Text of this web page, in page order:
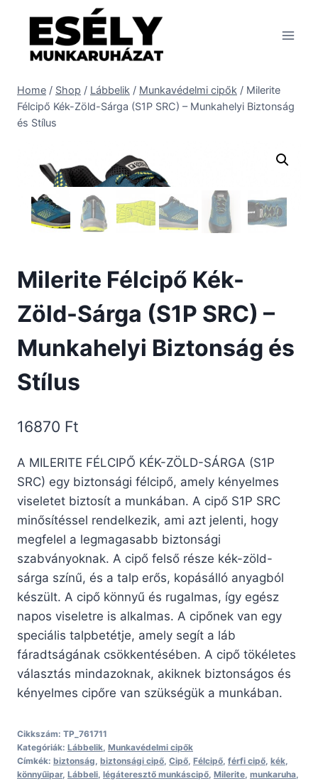
content
Home / Shop / Lábbelik / Munkavédelmi cipők / Milerite
Félcipő Kék-Zöld-Sárga (S1P SRC) – Munkahelyi Biztonság
és Stílus
Milerite Félcipő Kék-
Zöld-Sárga (S1P SRC) –
Munkahelyi Biztonság és
Stílus
16870 Ft
A MILERITE FÉLCIPŐ KÉK-ZÖLD-SÁRGA (S1P
SRC) egy biztonsági félcipő, amely kényelmes
viseletet biztosít a munkában. A cipő S1P SRC
minősítéssel rendelkezik, ami azt jelenti, hogy
megfelel a legmagasabb biztonsági
szabványoknak. A cipő felső része kék-zöld-
sárga színű, és a talp erős, kopásálló anyagból
készült. A cipő könnyű és rugalmas, így egész
napos viseletre is alkalmas. A cipőnek van egy
speciális talpbetétje, amely segít a láb
fáradtságának csökkentésében. A cipő tökéletes
választás mindazoknak, akiknek biztonságos és
kényelmes cipőre van szükségük a munkában.
Cikkszám: TP_761711
Kategóriák: Lábbelik, Munkavédelmi cipők
Címkék: biztonság, biztonsági cipő, Cipő, Félcipő, férfi cipő, kék,
könnyűipar, Lábbeli, légáteresztő munkáscipő, Milerite, munkaruha,